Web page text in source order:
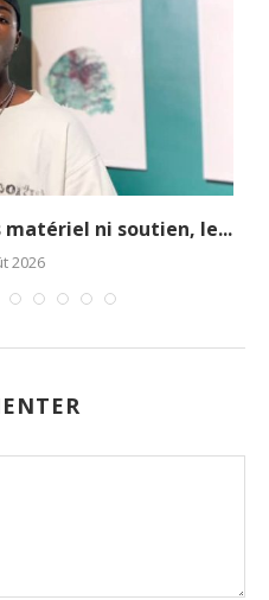
ni soutien, le...
2026